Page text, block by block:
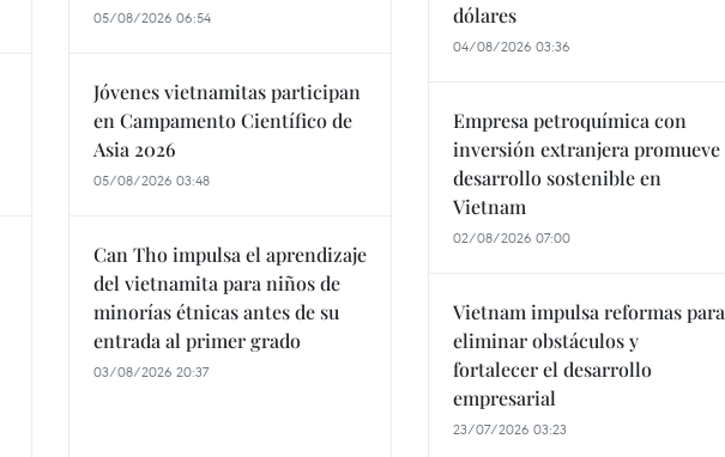
05/08/2026 06:54
Jóvenes vietnamitas participan
en Campamento Científico de
Asia 2026
05/08/2026 03:48
Can Tho impulsa el aprendizaje
del vietnamita para niños de
minorías étnicas antes de su
entrada al primer grado
03/08/2026 20:37
dólares
04/08/2026 03:36
Empresa petroquímica con
inversión extranjera promueve
desarrollo sostenible en
Vietnam
02/08/2026 07:00
Vietnam impulsa reformas para
eliminar obstáculos y
fortalecer el desarrollo
empresarial
23/07/2026 03:23